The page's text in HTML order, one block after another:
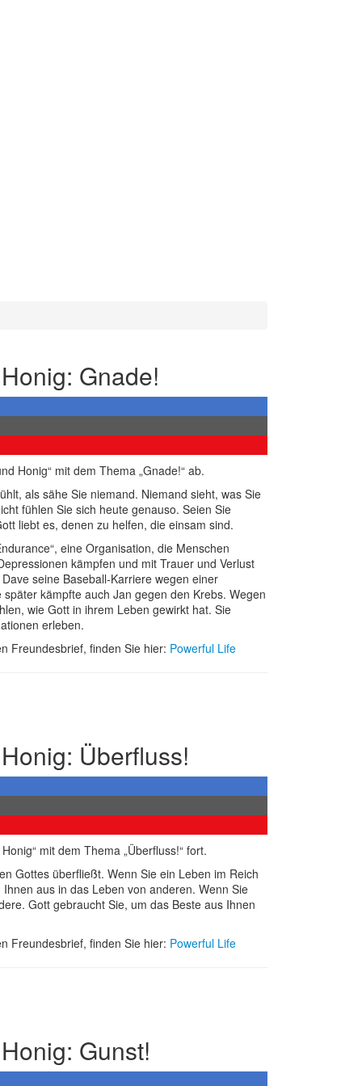
Gnade!
Honig“ mit dem Thema „Gnade!“ ab.
als sähe Sie niemand. Niemand sieht, was Sie
fühlen Sie sich heute genauso. Seien Sie
liebt es, denen zu helfen, die einsam sind.
eine Organisation, die Menschen
kämpfen und mit Trauer und Verlust
seine Baseball-Karriere wegen einer
kämpfte auch Jan gegen den Krebs. Wegen
wie Gott in ihrem Leben gewirkt hat. Sie
erleben.
Freundesbrief, finden Sie hier: Powerful Life
Überfluss!
mit dem Thema „Überfluss!“ fort.
Gottes überfließt. Wenn Sie ein Leben im Reich
aus in das Leben von anderen. Wenn Sie
Gott gebraucht Sie, um das Beste aus Ihnen
Freundesbrief, finden Sie hier: Powerful Life
Gunst!